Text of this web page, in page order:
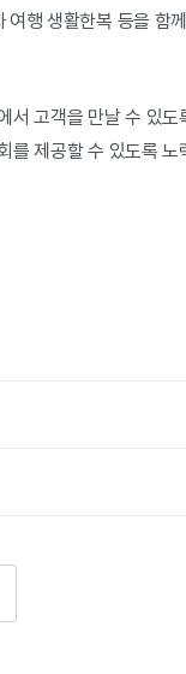
행 생활한복 등을 함
고객을 만날 수 있도
를 제공할 수 있도록 노